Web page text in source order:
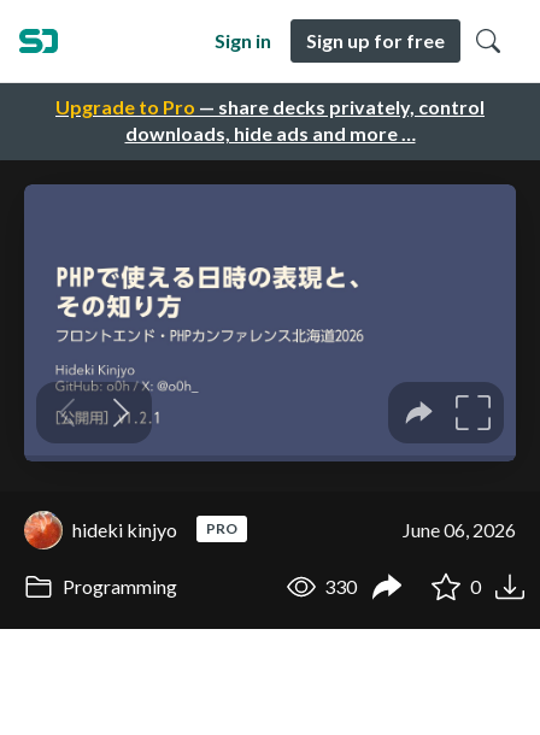
Upgrade to Pro — share decks privately, control
downloads, hide ads and more …
Sign in Sign up for free
hideki kinjyo PRO June 06, 2026
Programming 330 0